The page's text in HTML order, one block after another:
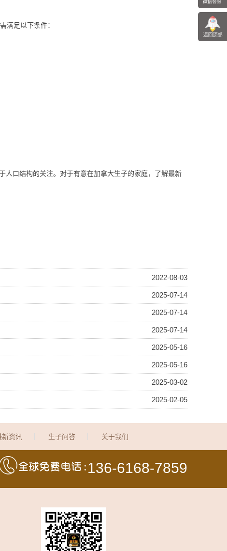
满足以下条件：
人口结构的关注。对于有意在加拿大生子的家庭，了解最新
2022-08-03
2025-07-14
2025-07-14
2025-07-14
2025-05-16
2025-05-16
2025-03-02
2025-02-05
新资讯 生子问答 关于我们
136-6168-7859